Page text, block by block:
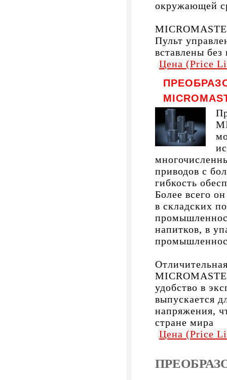
окружающей
Пульт
вставлены
Цена (Price
приводов с
гибкость
Более всего
в складских
напитков, в
удобство в
выпускается
напряжения,
стране мира
Цена (Price